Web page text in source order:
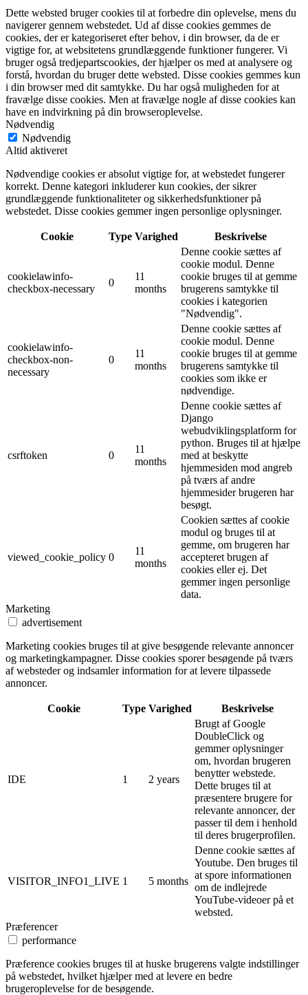
Dette websted bruger cookies til at forbedre din oplevelse, mens du
navigerer gennem webstedet. Ud af disse cookies gemmes de
cookies, der er kategoriseret efter behov, i din browser, da de er
vigtige for, at websitetens grundlæggende funktioner fungerer. Vi
bruger også tredjepartscookies, der hjælper os med at analysere og
forstå, hvordan du bruger dette websted. Disse cookies gemmes kun
i din browser med dit samtykke. Du har også muligheden for at
fravælge disse cookies. Men at fravælge nogle af disse cookies kan
have en indvirkning på din browseroplevelse.
Nødvendig
Nødvendig
Altid aktiveret
Nødvendige cookies er absolut vigtige for, at webstedet fungerer
korrekt. Denne kategori inkluderer kun cookies, der sikrer
grundlæggende funktionaliteter og sikkerhedsfunktioner på
webstedet. Disse cookies gemmer ingen personlige oplysninger.
Cookie Type Varighed Beskrivelse
cookielawinfo-
checkbox-necessary
0
11
months
Denne cookie sættes af
cookie modul. Denne
cookie bruges til at gemme
brugerens samtykke til
cookies i kategorien
"Nødvendig".
cookielawinfo-
checkbox-non-
necessary
0
11
months
Denne cookie sættes af
cookie modul. Denne
cookie bruges til at gemme
brugerens samtykke til
cookies som ikke er
nødvendige.
csrftoken 0
11
months
Denne cookie sættes af
Django
webudviklingsplatform for
python. Bruges til at hjælpe
med at beskytte
hjemmesiden mod angreb
på tværs af andre
hjemmesider brugeren har
besøgt.
viewed_cookie_policy 0
11
months
Cookien sættes af cookie
modul og bruges til at
gemme, om brugeren har
accepteret brugen af ​​
cookies eller ej. Det
gemmer ingen personlige
data.
Marketing
advertisement
Marketing cookies bruges til at give besøgende relevante annoncer
og marketingkampagner. Disse cookies sporer besøgende på tværs
af websteder og indsamler information for at levere tilpassede
annoncer.
Cookie Type Varighed Beskrivelse
IDE 1 2 years
Brugt af Google
DoubleClick og
gemmer oplysninger
om, hvordan brugeren
benytter webstede.
Dette bruges til at
præsentere brugere for
relevante annoncer, der
passer til dem i henhold
til deres brugerprofilen.
VISITOR_INFO1_LIVE 1 5 months
Denne cookie sættes af
Youtube. Den bruges til
at spore informationen
om de indlejrede
YouTube-videoer på et
websted.
Præferencer
performance
Præference cookies bruges til at huske brugerens valgte indstillinger
på webstedet, hvilket hjælper med at levere en bedre
brugeroplevelse for de besøgende.